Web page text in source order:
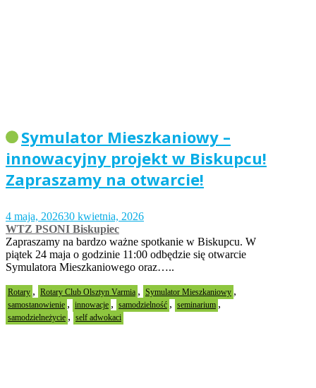
Symulator Mieszkaniowy –
innowacyjny projekt w Biskupcu!
Zapraszamy na otwarcie!
4 maja, 202630 kwietnia, 2026
WTZ PSONI Biskupiec
Zapraszamy na bardzo ważne spotkanie w Biskupcu. W
piątek 24 maja o godzinie 11:00 odbędzie się otwarcie
Symulatora Mieszkaniowego oraz…..
Rotary , Rotary Club Olsztyn Varmia , Symulator Mieszkaniowy ,
samostanowienie , innowacje , samodzielność , seminarium ,
samodzielneżycie , self adwokaci